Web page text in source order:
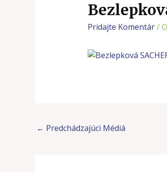
Pridajte Komentár/
← Predchádzajúci Médiá